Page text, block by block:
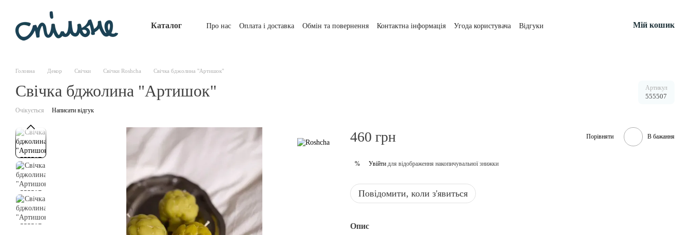
Каталог Про нас Оплата і доставка Обмін та повернення Контактна інформація Угода користувача Відгуки Мій кошик
Головна Декор Свічки Свічки Roshcha Свічка бджолина "Артишок"
Свічка бджолина "Артишок" Артикул
555507
Очікується Написати відгук
460 грн Порівняти В бажання
% Увійти для відображення накопичувальної знижки
Повідомити, коли з'явиться
Опис